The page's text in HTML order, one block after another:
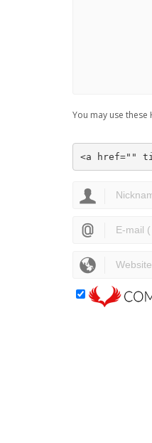
You may use these
<a href=""